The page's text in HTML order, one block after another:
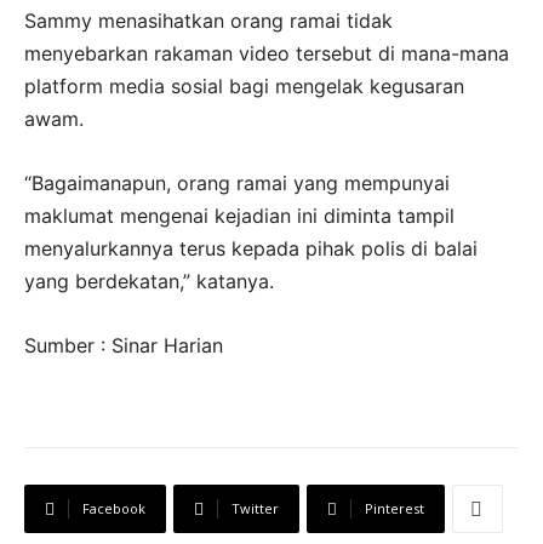
Sammy menasihatkan orang ramai tidak
menyebarkan rakaman video tersebut di mana-mana
platform media sosial bagi mengelak kegusaran
awam.
“Bagaimanapun, orang ramai yang mempunyai
maklumat mengenai kejadian ini diminta tampil
menyalurkannya terus kepada pihak polis di balai
yang berdekatan,” katanya.
Sumber : Sinar Harian
Facebook Twitter Pinterest